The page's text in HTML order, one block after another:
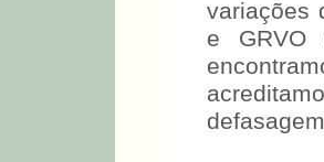
variações
e GRVO